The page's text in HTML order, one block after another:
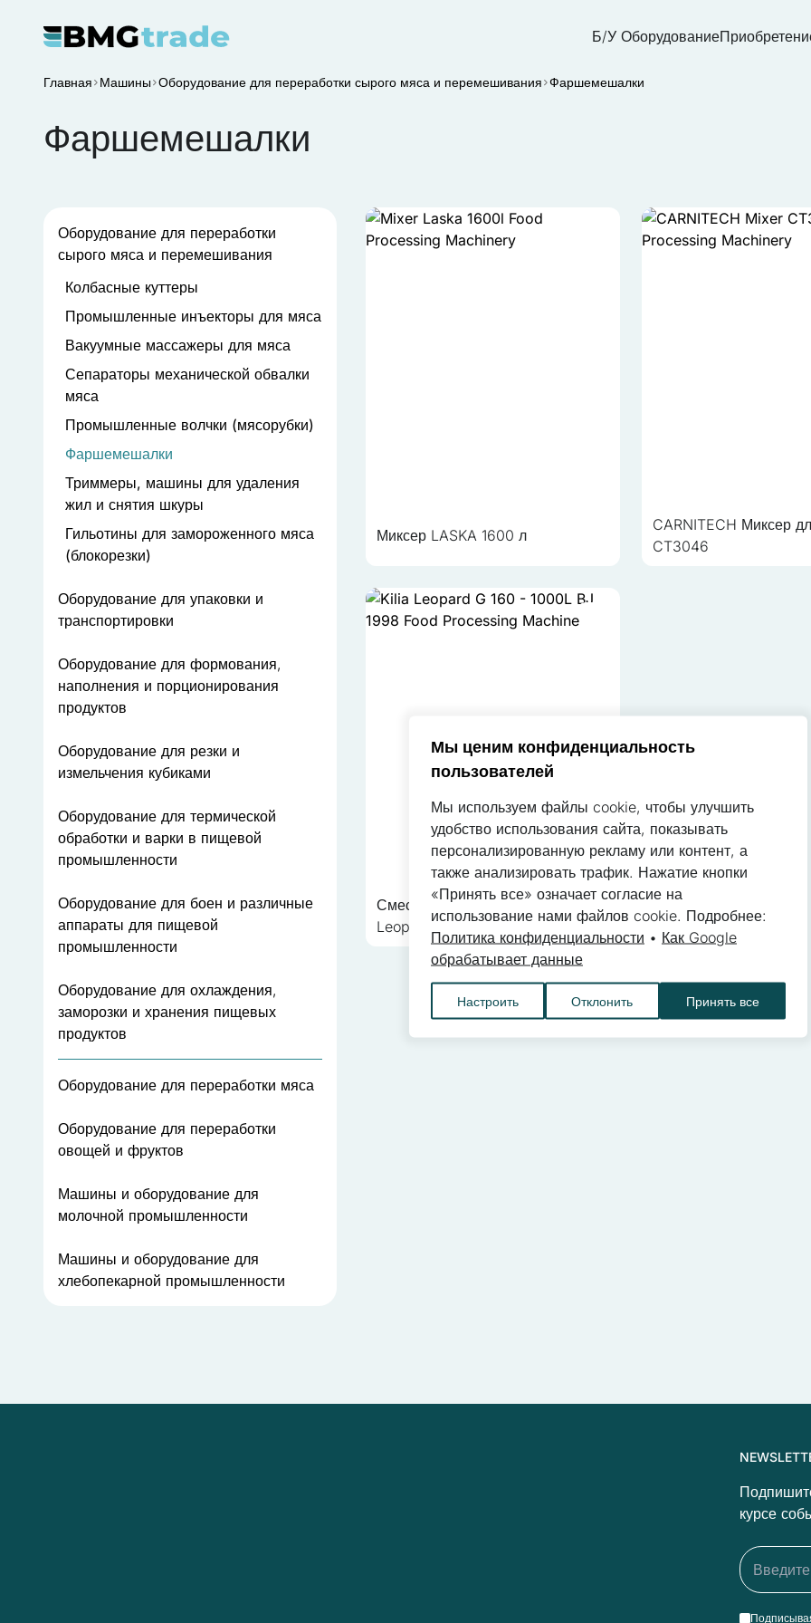
Б/У Оборудование
Главная Машины Оборудование для переработки сырого мяса и перемешивания Фаршемешалки
Фаршемешалки
Оборудование для переработки
сырого мяса и перемешивания
Колбасные куттеры
Промышленные инъекторы для мяса
Вакуумные массажеры для мяса
Сепараторы механической обвалки
мяса
Промышленные волчки (мясорубки)
Фаршемешалки
Триммеры, машины для удаления
жил и снятия шкуры
Гильотины для замороженного мяса
(блокорезки)
Оборудование для упаковки и
транспортировки
Оборудование для формования,
наполнения и порционирования
продуктов
Оборудование для резки и
измельчения кубиками
Оборудование для термической
обработки и варки в пищевой
промышленности
Оборудование для боен и различные
аппараты для пищевой
промышленности
Оборудование для охлаждения,
заморозки и хранения пищевых
продуктов
Оборудование для переработки мяса
Оборудование для переработки
овощей и фруктов
Машины и оборудование для
молочной промышленности
Машины и оборудование для
хлебопекарной промышленности
Миксер LASKA 1600 л
CARNITECH Миксер
CT3046
Смеситель-измельчитель KILIA
Leopard G 160–1000 л
курсе
Мы ценим конфиденциальность
пользователей
Мы используем файлы cookie, чтобы улучшить
удобство использования сайта, показывать
персонализированную рекламу или контент, а
также анализировать трафик. Нажатие кнопки
«Принять все» означает согласие на
использование нами файлов cookie. Подробнее:
Политика конфиденциальности • Как Google
обрабатывает данные
Настроить Отклонить Принять все
области социальных сетей, рекламы и аналитики. Партнеры могут объединять эту
которые вы им предоставили или которые они собрали в результате использования их услуг.
Необходимые
образом без них. Эти файлы cookie не хранят никаких данных, которые могут
Файлы cookie, связанные с предпочтениями, позволяют сайту запоминать информацию,
вид или функционирование сайта, например, предпочтительный язык или регион, в котором
Статистические файлы cookie помогают владельцам веб-сайтов понять, как разные
сайтом, собирая и предоставляя анонимную информацию.
Маркетинговые файлы cookie используются для отслеживания пользователей на веб-сайтах.
рекламы, которая актуальна и интересна для конкретных пользователей, и таким образом
Неклассифицированные файлы cookie — это файлы, которые находятся в процессе